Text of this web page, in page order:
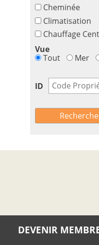
Cheminée
Climatisation
Chauffage
Vue
Tout
Mer
ID
DEVENIR